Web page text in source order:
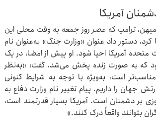
آمریکا
ترامپ که عصر روز جمعه به وقت محلی این
کرد،‌ دستور داد عنوان «وزارت جنگ» به‌عنوان نام
متحده آمریکا احیا شود. او پیش از امضا، در یک
که به صورت زنده پخش می‌شد، گفت: «به‌نظر
است، به‌ویژه با توجه به شرایط کنونی
جهان را داریم. پیام تغییر نام وزارت دفاع به
بر دشمنان است. آمریکا بسیار قدرتمند است،
بتوانند واقعاً درک کنند.»